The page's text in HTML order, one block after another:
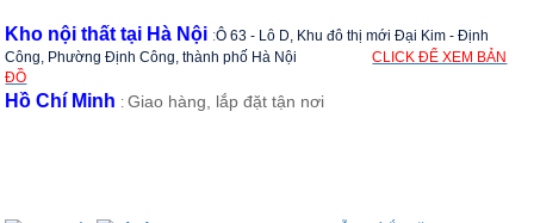
đu,
ghế...
Phụ
Kho nội thất tại Hà Nội :Ô 63 - Lô D, Khu đô thị mới Đại Kim - Định
Công, Phường Định Công, thành phố Hà Nội
CLICK ĐỂ XEM BẢN
ĐỒ
Hồ Chí Minh :Giao hàng, lắp đặt tận nơi